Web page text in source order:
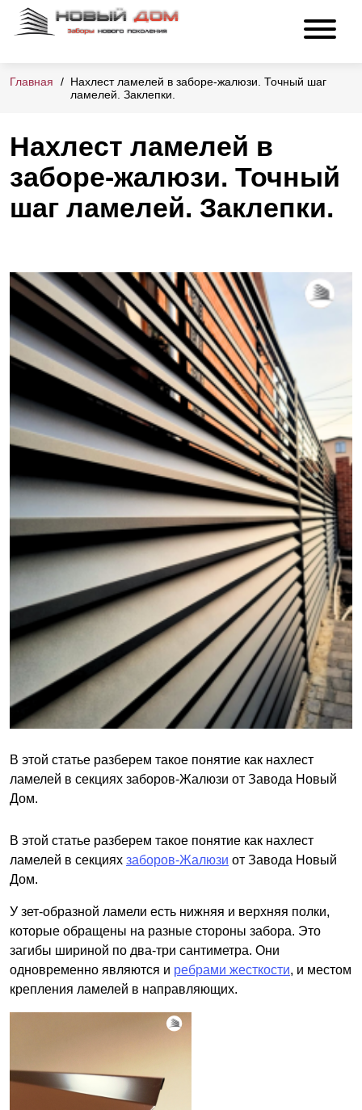
Главная
Нахлест ламелей в заборе-жалюзи. Точный шаг
ламелей. Заклепки.
Нахлест ламелей в
заборе-жалюзи. Точный
шаг ламелей. Заклепки.
В этой статье разберем такое понятие как нахлест
ламелей в секциях заборов-Жалюзи от Завода Новый
Дом.
В этой статье разберем такое понятие как нахлест
ламелей в секциях заборов-Жалюзи от Завода Новый
Дом.
У зет-образной ламели есть нижняя и верхняя полки,
которые обращены на разные стороны забора. Это
загибы шириной по два-три сантиметра. Они
одновременно являются и ребрами жесткости, и местом
крепления ламелей в направляющих.